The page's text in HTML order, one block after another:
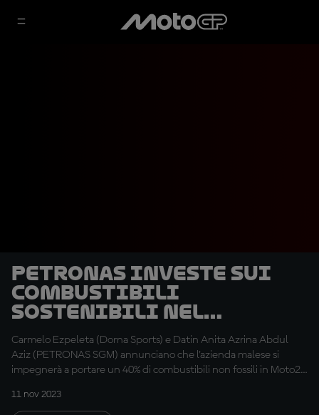
Petronas investe sui
combustibili
sostenibili nel
Mondiale
Carmelo Ezpeleta (Dorna Sports) e Datin Anita Azrina Abdul
Aziz (PETRONAS SGM) annunciano che l'azienda malese si
impegnerà a portare un 40% di combustibili non fossili in Moto2™
11 nov 2023